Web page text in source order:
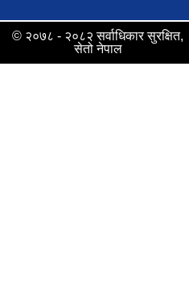
© २०७८ - २०८२ सर्वाधिकार सुरक्षित,
सेतो नेपाल